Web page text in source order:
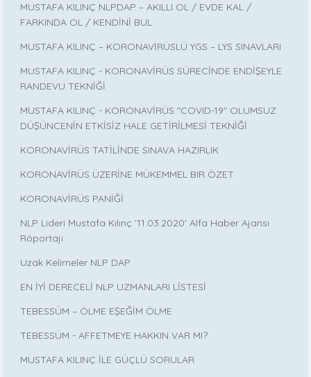
MUSTAFA KILINÇ NLPDAP – AKILLI OL / EVDE KAL /
FARKINDA OL / KENDİNİ BUL
MUSTAFA KILINÇ – KORONAVİRÜSLÜ YGS – LYS SINAVLARI
MUSTAFA KILINÇ - KORONAVİRÜS SÜRECİNDE ENDİŞEYLE
RANDEVU TEKNİĞİ
MUSTAFA KILINÇ - KORONAVİRÜS "COVID-19" OLUMSUZ
DÜŞÜNCENİN ETKİSİZ HALE GETİRİLMESİ TEKNİĞİ
KORONAVİRÜS TATİLİNDE SINAVA HAZIRLIK
KORONAVİRÜS ÜZERİNE MÜKEMMEL BIR ÖZET
KORONAVİRÜS PANİĞİ
NLP Lideri Mustafa Kılınç '11.03.2020' Alfa Haber Ajansı
Röportajı
Uzak Kelimeler NLP DAP
EN İYİ DERECELİ NLP UZMANLARI LİSTESİ
TEBESSÜM – ÖLME EŞEĞİM ÖLME
TEBESSÜM - AFFETMEYE HAKKIN VAR MI?
MUSTAFA KILINÇ İLE GÜÇLÜ SORULAR